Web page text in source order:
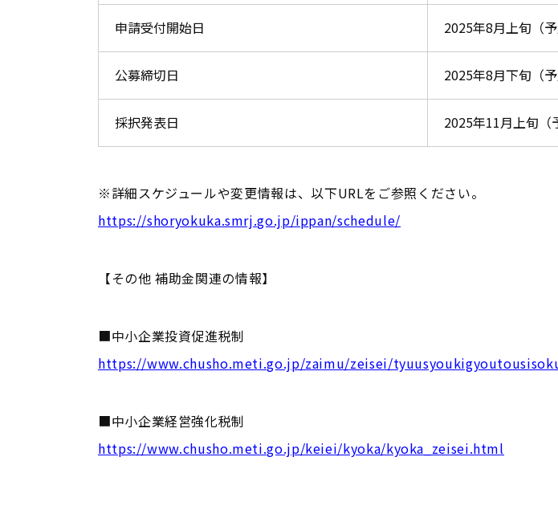
申請受付開始日 2025年8月上旬（予
公募締切日 2025年8月下旬（予
採択発表日 2025年11月上旬（
※詳細スケジュールや変更情報は、以下URLをご参照ください。
https://shoryokuka.smrj.go.jp/ippan/schedule/
【その他 補助金関連の情報】
■中小企業投資促進税制
https://www.chusho.meti.go.jp/zaimu/zeisei/
■中小企業経営強化税制
https://www.chusho.meti.go.jp/keiei/kyoka/kyoka_zeisei.html